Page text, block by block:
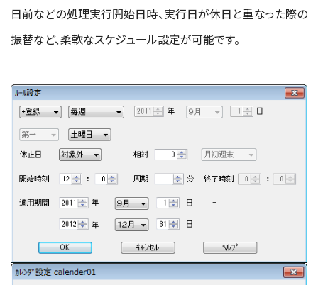
日前などの処理実行開始日時、実行日が休日と重なった際の
振替など、柔軟なスケジュール設定が可能です。